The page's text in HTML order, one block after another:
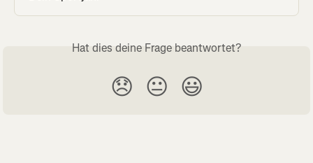
Hat dies deine Frage beantwortet?
😞 😐 😃